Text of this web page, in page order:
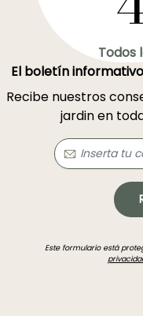
Todos
El boletín
Recibe nuestros
jardin en
Este formulario está